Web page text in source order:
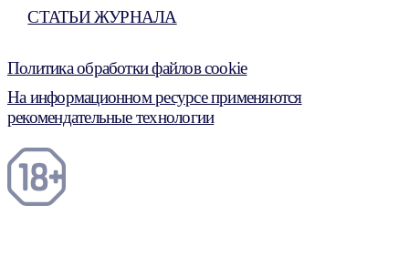
СТАТЬИ ЖУРНАЛА
Политика обработки файлов cookie
На информационном ресурсе применяются
рекомендательные технологии